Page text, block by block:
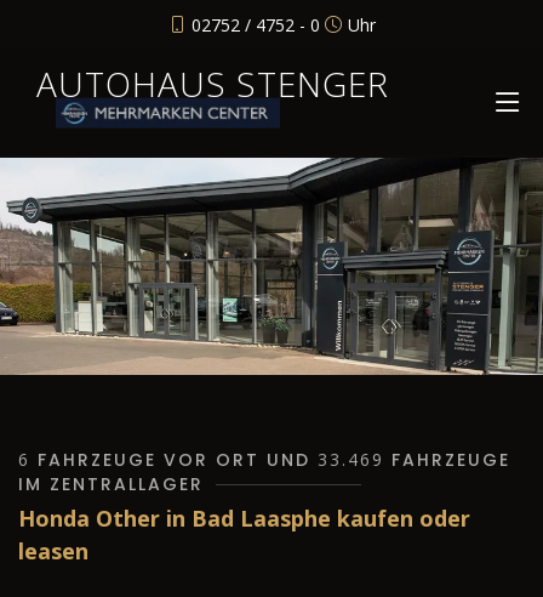
02752 / 4752 - 0 Uhr
AUTOHAUS STENGER
6 FAHRZEUGE VOR ORT UND 33.469 FAHRZEUGE
IM ZENTRALLAGER
Honda Other in Bad Laasphe kaufen oder
leasen